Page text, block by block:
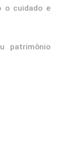
o cuidado e
patrimônio